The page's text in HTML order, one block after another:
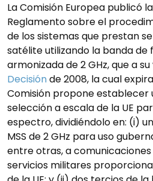
La Comisión Europea publicó la
Reglamento sobre el
de los sistemas que prestan
satélite utilizando la banda de
armonizada de 2 GHz, que a
Decisiónde 2008, la cual
Comisión propone establecer
selección a escala de la UE
espectro, dividiéndolo en: (i)
MSS de 2 GHz para uso
entre otras, a
servicios militares